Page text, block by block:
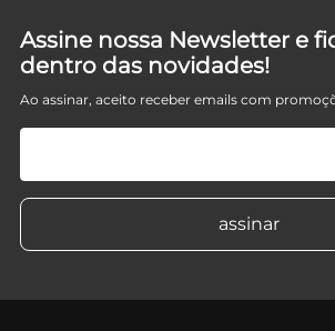
Assine nossa Newsletter e
dentro das novidades!
Ao assinar, aceito receber emails com